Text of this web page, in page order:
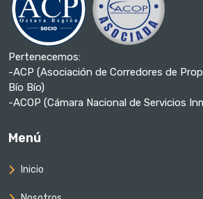
Pertenecemos:
-ACP (Asociación de Corredores de
Bío Bío)
-ACOP (Cámara Nacional de Servicios
Menú
Inicio